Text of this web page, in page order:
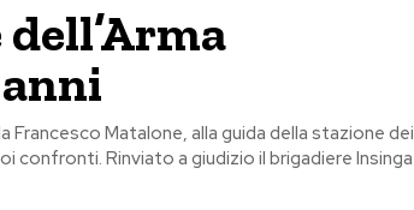
Matalone, alla guida della stazione dei
confronti. Rinviato a giudizio il brigadiere Insinga